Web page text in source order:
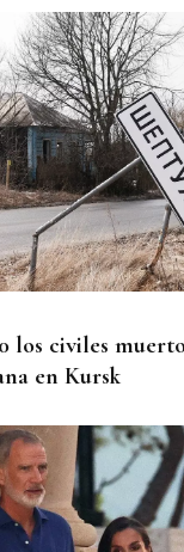
los civiles
en Kursk